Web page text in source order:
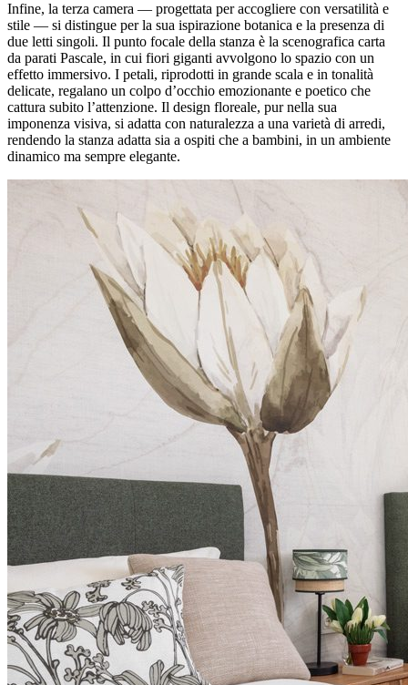
Infine, la terza camera — progettata per accogliere con versatilità e
stile — si distingue per la sua ispirazione botanica e la presenza di
due letti singoli. Il punto focale della stanza è la scenografica carta
da parati Pascale, in cui fiori giganti avvolgono lo spazio con un
effetto immersivo. I petali, riprodotti in grande scala e in tonalità
delicate, regalano un colpo d’occhio emozionante e poetico che
cattura subito l’attenzione. Il design floreale, pur nella sua
imponenza visiva, si adatta con naturalezza a una varietà di arredi,
rendendo la stanza adatta sia a ospiti che a bambini, in un ambiente
dinamico ma sempre elegante.